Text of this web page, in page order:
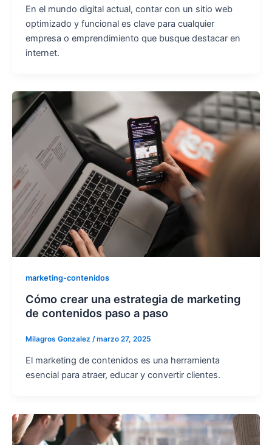
En el mundo digital actual, contar con un sitio web
optimizado y funcional es clave para cualquier
empresa o emprendimiento que busque destacar en
internet.
marketing-contenidos
Cómo crear una estrategia de marketing
de contenidos paso a paso
Milagros Gonzalez /marzo 27, 2025
El marketing de contenidos es una herramienta
esencial para atraer, educar y convertir clientes.